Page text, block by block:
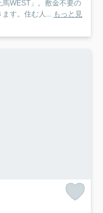
WEST」。敷金不要の
す。住む人... もっと見